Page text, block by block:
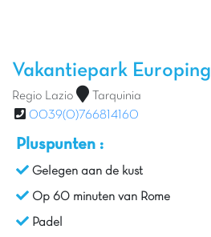
Vakantiepark Europing
Regio Lazio
Tarquinia
0039(0)766814160
Pluspunten :
Gelegen aan de kust
Op 60 minuten van Rome
Padel